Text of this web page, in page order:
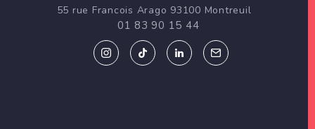
55 rue Francois Arago 93100 Montreuil
01 83 90 15 44